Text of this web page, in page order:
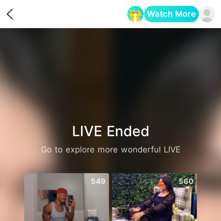
Watch More
LIVE Ended
Go to explore more wonderful LIVE
549 560